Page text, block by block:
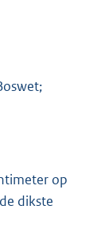
op
dikste